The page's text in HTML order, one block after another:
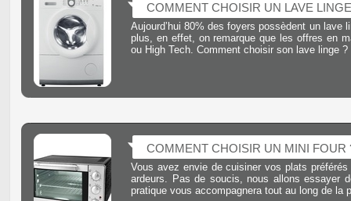
COMMENT CHOISIR UN LAVE
Aujourd’hui 80% des foyers possèdent un
plus, en effet, on remarque que les offres en
ou High Tech. Comment choisir son lave linge ?
COMMENT CHOISIR UN MINI FOUR
Vous avez envie de cuisiner vos plats
ardeurs. Pas de soucis, nous allons essayer
pratique vous accompagnera tout au long de